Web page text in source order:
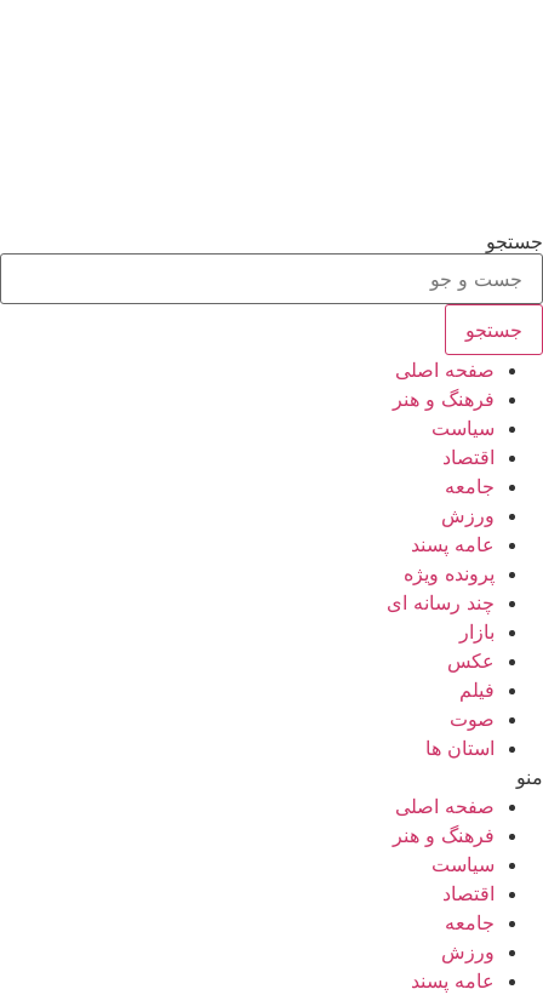
جستجو
جستجو
صفحه اصلی
فرهنگ و هنر
سیاست
اقتصاد
جامعه
ورزش
عامه پسند
پرونده ویژه
چند رسانه ای
بازار
عکس
فیلم
صوت
استان ها
منو
صفحه اصلی
فرهنگ و هنر
سیاست
اقتصاد
جامعه
ورزش
عامه پسند